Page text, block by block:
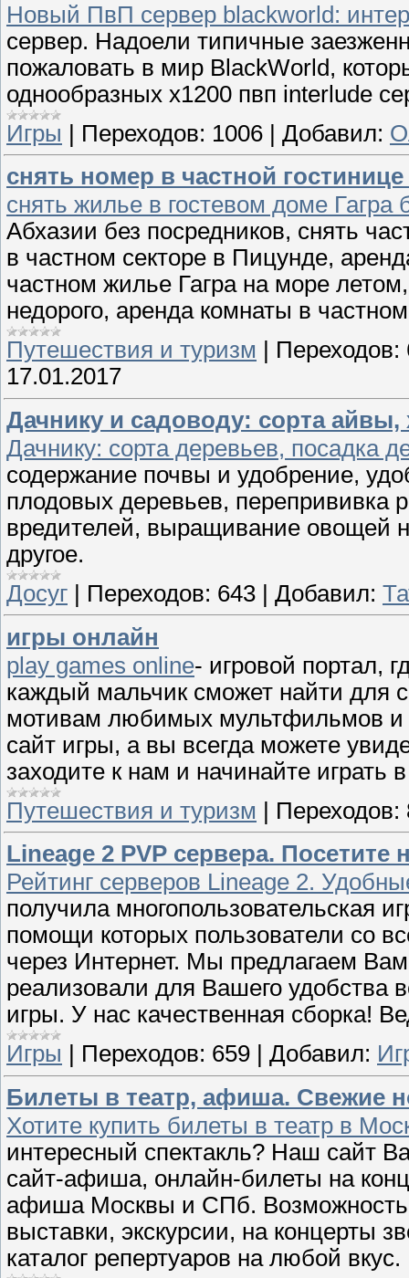
Новый ПвП сервер blackworld:
сервер. Надоели типичные
пожаловать в мир BlackWorld,
однообразных х1200 пвп interlude
Игры | Переходов: 1006 | Добавил:
снять номер в частной
снять жилье в гостевом доме Гагра
Абхазии без посредников, снять
в частном секторе в Пицунде,
частном жилье Гагра на море
недорого, аренда комнаты в
Путешествия и туризм
Переходов:
17.01.2017
Дачнику и садоводу: сорта
Дачнику: сорта деревьев, посадка
содержание почвы и удобрение,
плодовых деревьев, перепрививка
вредителей, выращивание овощей
другое.
Досуг
Переходов: 643 Добавил:
игры онлайн
play games online- игровой портал,
каждый мальчик сможет найти для
мотивам любимых мультфильмов и
сайт игры, а вы всегда можете
заходите к нам и начинайте играть
Путешествия и туризм | Переходов:
Lineage 2 PVP сервера. Посетите
Рейтинг серверов Lineage 2.
получила многопользовательская
помощи которых пользователи со
через Интернет. Мы предлагаем
реализовали для Вашего удобства
игры. У нас качественная сборка!
Игры
Переходов: 659 Добавил:
Билеты в театр, афиша. Свежие
Хотите купить билеты в театр в
интересный спектакль? Наш сайт
сайт-афиша, онлайн-билеты на
афиша Москвы и СПб. Возможность
выставки, экскурсии, на концерты
каталог репертуаров на любой